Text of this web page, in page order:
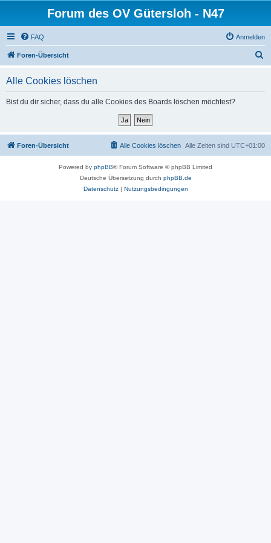
Forum des OV Gütersloh - N47
FAQ Anmelden
Foren-Übersicht
Alle Cookies löschen
Bist du dir sicher, dass du alle Cookies des Boards löschen möchtest?
Foren-Übersicht Alle Zeiten sind UTC+01:00
Alle Cookies löschen
Powered by phpBB® Forum Software © phpBB Limited
Deutsche Übersetzung durch phpBB.de
Datenschutz| Nutzungsbedingungen